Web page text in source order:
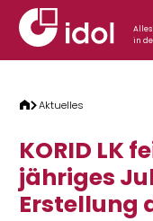
Zum Inhalt springen
in
Aktuelles
KORID LK
jähriges
Erstellung